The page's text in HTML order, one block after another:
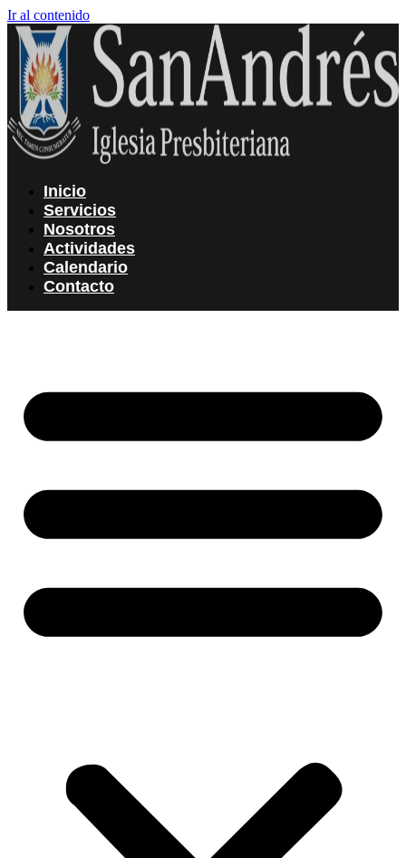
Ir al contenido
Inicio
Servicios
Nosotros
Actividades
Calendario
Contacto